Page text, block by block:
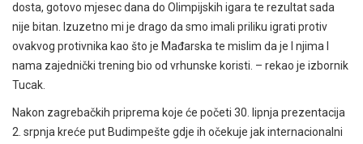
dosta, gotovo mjesec dana do Olimpijskih igara te rezultat sada
nije bitan. Izuzetno mi je drago da smo imali priliku igrati protiv
ovakvog protivnika kao što je Mađarska te mislim da je I njima I
nama zajednički trening bio od vrhunske koristi. – rekao je izbornik
Tucak.
Nakon zagrebačkih priprema koje će početi 30. lipnja prezentacija
2. srpnja kreće put Budimpešte gdje ih očekuje jak internacionalni